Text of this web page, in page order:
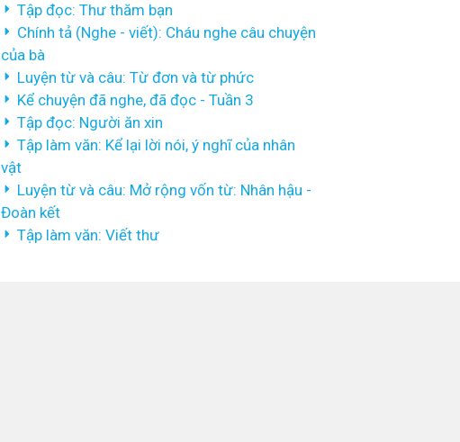
Tập đọc: Thư thăm bạn
Chính tả (Nghe - viết): Cháu nghe câu chuyện
của bà
Luyện từ và câu: Từ đơn và từ phức
Kể chuyện đã nghe, đã đọc - Tuần 3
Tập đọc: Người ăn xin
Tập làm văn: Kể lại lời nói, ý nghĩ của nhân
vật
Luyện từ và câu: Mở rộng vốn từ: Nhân hậu -
Đoàn kết
Tập làm văn: Viết thư